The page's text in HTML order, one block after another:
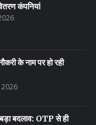
कंपनियां
के नाम पर हो रही
2026
बदलाव: OTP से ही